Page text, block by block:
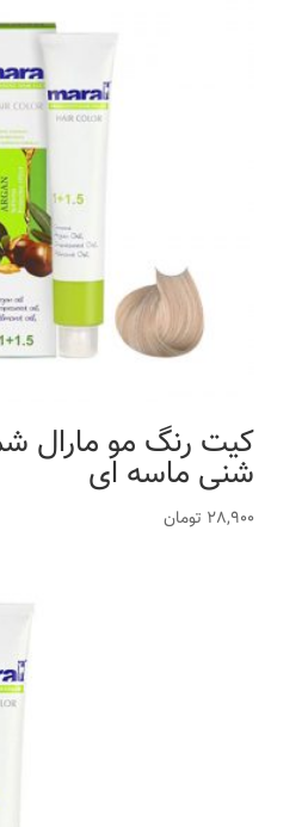
شنی ماسه ای
28,900 تومان